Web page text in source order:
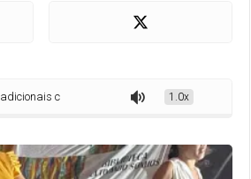
edital da Sepromi 1.0x